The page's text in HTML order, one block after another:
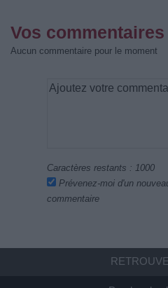
Vos commentaires
Aucun commentaire pour le moment
Caractères restants : 1000
Prévenez-moi d'un
commentaire